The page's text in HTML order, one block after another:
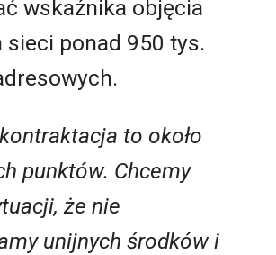
wskaźnika objęcia
sieci ponad 950 tys.
to około
punktów. Chcemy
że nie
unijnych środków i